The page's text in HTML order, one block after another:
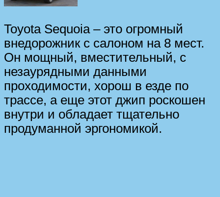
Toyota Sequoia – это огромный
внедорожник с салоном на 8 мест.
Он мощный, вместительный, с
незаурядными данными
проходимости, хорош в езде по
трассе, а еще этот джип роскошен
внутри и обладает тщательно
продуманной эргономикой.